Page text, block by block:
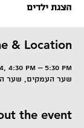
הצגת ילדים
& Location
4:30 PM – 5:30 PM
שער העמקים, שער
the event